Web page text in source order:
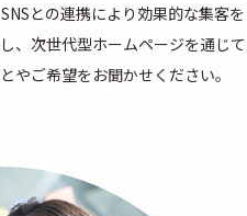
との連携により効果的な集客を
、次世代型ホームページを通じて
やご希望をお聞かせください。